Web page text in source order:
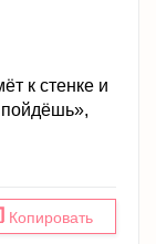
к стенке и
Копировать